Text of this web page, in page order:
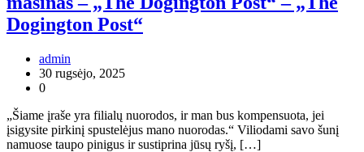
Dogington Post“
admin
30 rugsėjo, 2025
0
„Šiame įraše yra filialų nuorodos, ir man bus kompensuota, jei
įsigysite pirkinį spustelėjus mano nuorodas.“ Viliodami savo šunį
namuose taupo pinigus ir sustiprina jūsų ryšį, […]